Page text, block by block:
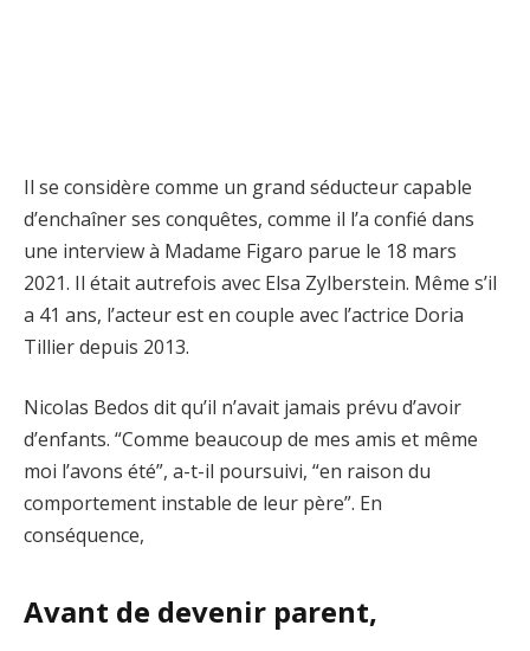
Il se considère comme un grand séducteur capable
d’enchaîner ses conquêtes, comme il l’a confié dans
une interview à Madame Figaro parue le 18 mars
2021. Il était autrefois avec Elsa Zylberstein. Même s’il
a 41 ans, l’acteur est en couple avec l’actrice Doria
Tillier depuis 2013.
Nicolas Bedos dit qu’il n’avait jamais prévu d’avoir
d’enfants. “Comme beaucoup de mes amis et même
moi l’avons été”, a-t-il poursuivi, “en raison du
comportement instable de leur père”. En
conséquence,
Avant de devenir parent,